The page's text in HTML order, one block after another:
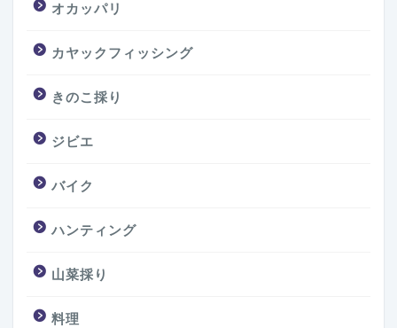
オカッパリ
カヤックフィッシング
きのこ採り
ジビエ
バイク
ハンティング
山菜採り
料理